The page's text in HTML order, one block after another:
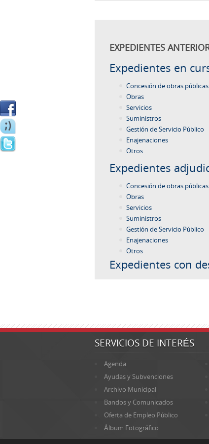
EXPEDIENTES
Expedientes en
Concesión de obras públicas
Obras
Servicios
Suministros
Gestión de Servicio Público
Enajenaciones
Otros
Expedientes
Concesión de obras públicas
Obras
Servicios
Suministros
Gestión de Servicio Público
Enajenaciones
Otros
Expedientes con
SERVICIOS DE INTERÉS
Agenda
Ayudas y Subvenciones
Archivo Municipal
Bandos y Comunicados
Oferta de Empleo Público
Álbum Fotográfico